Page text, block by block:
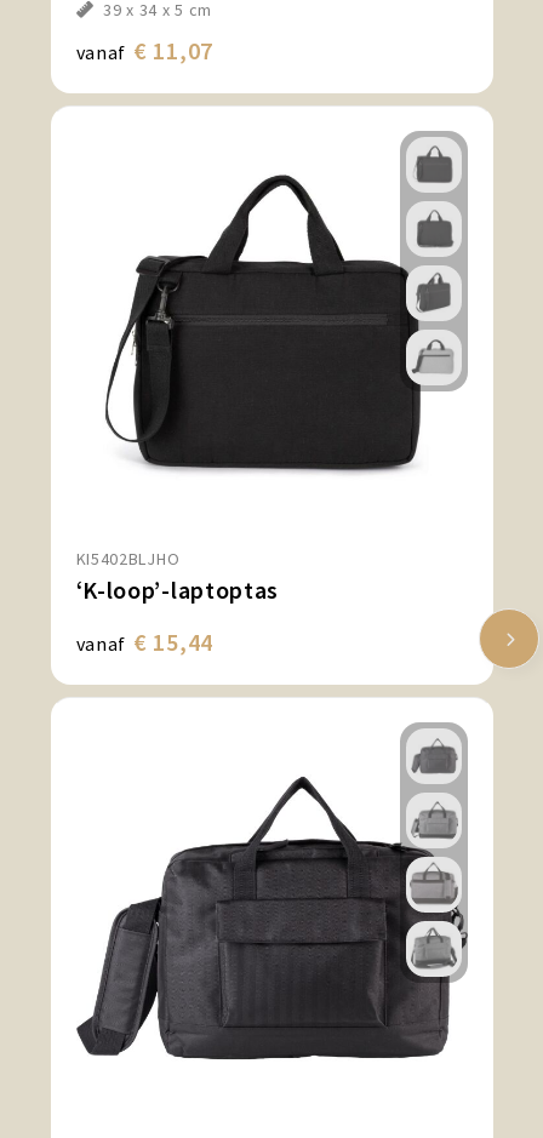
39 x 34 x 5 cm
vanaf € 11,07
KI5402BLJHO
‘K-loop’-laptoptas
vanaf € 15,44